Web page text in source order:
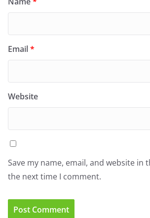
Email*
Website
Save my name, email, and website in
the next time I comment.